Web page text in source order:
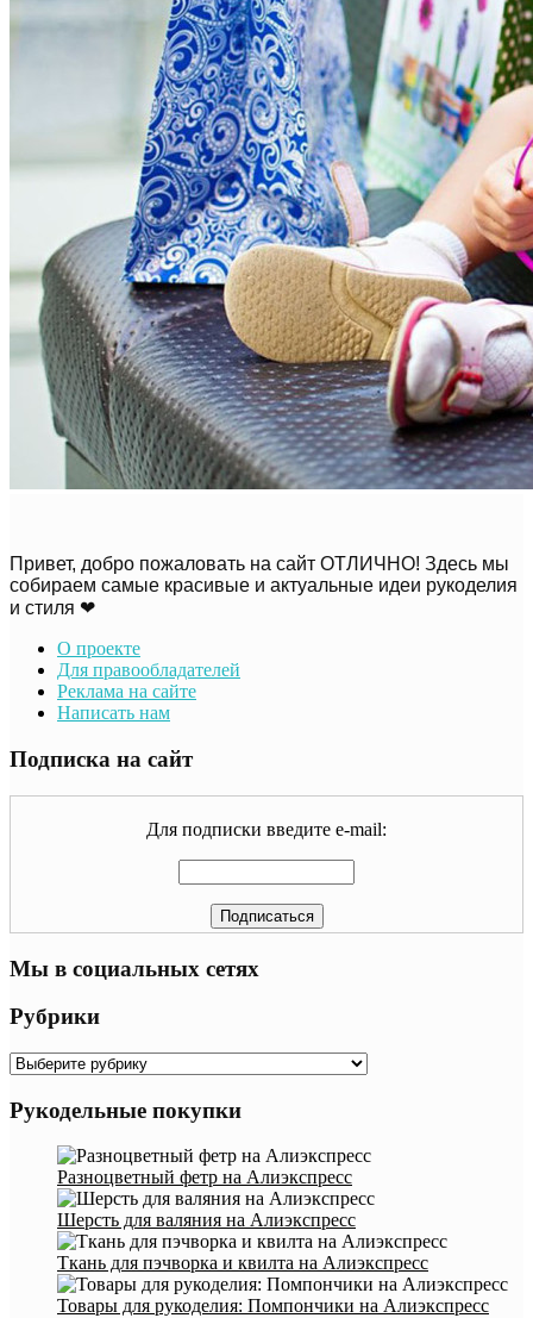
Привет, добро пожаловать на сайт ОТЛИЧНО! Здесь мы
собираем самые красивые и актуальные идеи рукоделия
и стиля ❤
О проекте
Для правообладателей
Реклама на сайте
Написать нам
Подписка на сайт
Для подписки введите e-mail:
Мы в социальных сетях
Рубрики
Рубрики
Рукодельные покупки
Разноцветный фетр на Алиэкспресс
Шерсть для валяния на Алиэкспресс
Ткань для пэчворка и квилта на Алиэкспресс
Товары для рукоделия: Помпончики на Алиэкспресс